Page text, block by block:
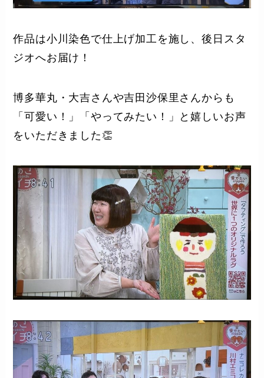
作品は小川染色で仕上げ加工を施し、後日スタ
ジオへお届け！
博多華丸・大吉さんや吉田沙保里さんからも
「可愛い！」「やってみたい！」と嬉しいお声
をいただきました👏